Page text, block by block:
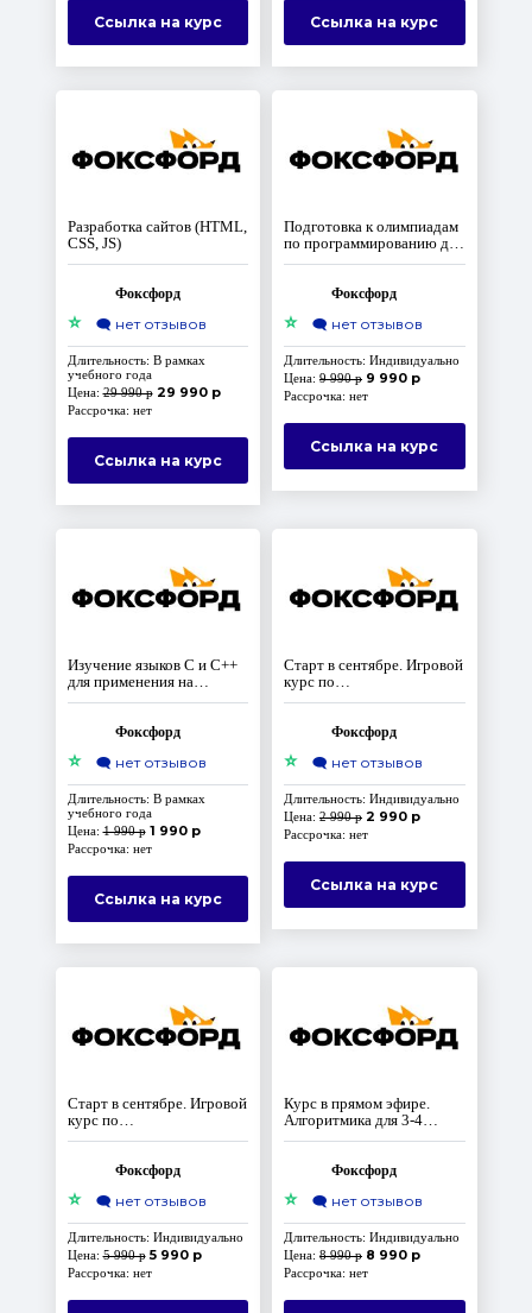
Ссылка на курс Ссылка на курс
Разработка сайтов (HTML,
CSS, JS)
Фоксфорд
⭐ 🗨️ нет отзывов
Длительность: В рамках
учебного года
Цена:29 990 р 29 990 р
Рассрочка: нет
Ссылка на курс
Подготовка к олимпиадам
по программированию для
среднего уровня, 7-8
Фоксфорд
⭐ 🗨️ нет отзывов
Длительность: Индивидуально
Цена: 9 990 р 9 990 р
Рассрочка: нет
Ссылка на курс
Изучение языков C и C++
для применения на
олимпиадах для 9-11
Фоксфорд
⭐ 🗨️ нет отзывов
Длительность: В рамках
учебного года
Цена:1 990 р 1 990 р
Рассрочка: нет
Ссылка на курс
Старт в сентябре. Игровой
курс по
программированию:
Фоксфорд
⭐ 🗨️ нет отзывов
Длительность: Индивидуально
Цена: 2 990 р 2 990 р
Рассрочка: нет
Ссылка на курс
Старт в сентябре. Игровой
курс по
программированию:
операторы.Фоксфорд
⭐ 🗨️ нет отзывов
Длительность: Индивидуально
Цена:5 990 р 5 990 р
Рассрочка: нет
Курс в прямом эфире.
Алгоритмика для 3-4
класса
Фоксфорд
⭐ 🗨️ нет отзывов
Длительность: Индивидуально
Цена: 8 990 р 8 990 р
Рассрочка: нет